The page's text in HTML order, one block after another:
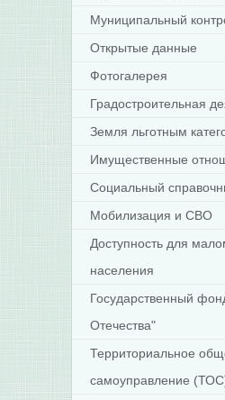
Муниципальный
Открытые данные
Фотогалерея
Градостроительная
Земля льготным
Имущественные
Социальный
Мобилизация и СВО
Доступность для
населения
Государственный
Отечества"
Территориальное
самоуправление